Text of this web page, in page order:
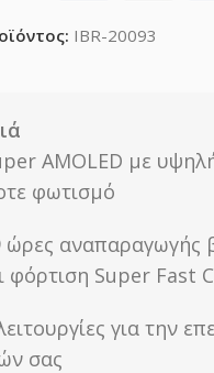
IBR-20093
AMOLED με
φωτισμό
αναπαραγωγής
φόρτιση Super Fast
για την
σας